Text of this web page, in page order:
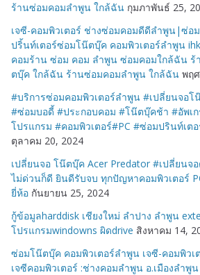
ร้านซ่อมคอมลำพูน ใกล้ฉัน กุมภาพันธ์ 25,
เจซี-คอมพิวเตอร์ ช่างซ่อมคอมดีดีลำพูน|ซ่
ปริ้นท์เตอร์ซ่อมโน๊ตบุ๊ค คอมพิวเตอร์ลำพูน
คอมร้าน ซ่อม คอม ลำพูน ซ่อมคอมใกล้ฉัน
ตบุ๊ค ใกล้ฉัน ร้านซ่อมคอมลำพูน ใกล้ฉัน พฤ
#บริการซ่อมคอมพิวเตอร์ลำพูน #เปลี่ยนจอ
#ซ่อมบอดี้ #ประกอบคอม #โน๊ตบุ๊คช้า #อัพเก
โปรแกรม #คอมพิวเตอร์#PC #ซ่อมปรินท์เต
ตุลาคม 20, 2024
เปลี่ยนจอ โน๊ตบุ๊ค Acer Predator #เปลี่ยนจ
ไม่ด่วนก็ดี ยินดีรับจบ ทุกปัญหาคอมพิวเตอร์
ยี่ห้อ กันยายน 25, 2024
กู้ข้อมูลharddisk เชียงใหม่ ลำปาง ลำพูน
โปรแกรมwindowns ผิดdrive สิงหาคม 14,
ซ่อมโน๊ตบุ๊ค คอมพิวเตอร์ลำพูน เจซี-คอมพิว
เจซีคอมพิวเตอร์ :ช่างคอมลำพูน อ.เมืองลำพู